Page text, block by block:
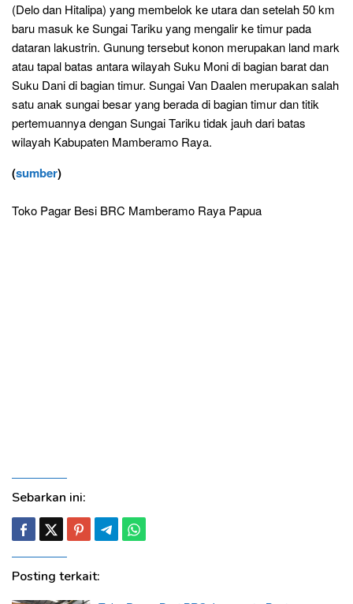
(Delo dan Hitalipa) yang membelok ke utara dan setelah 50 km
baru masuk ke Sungai Tariku yang mengalir ke timur pada
dataran lakustrin. Gunung tersebut konon merupakan land mark
atau tapal batas antara wilayah Suku Moni di bagian barat dan
Suku Dani di bagian timur. Sungai Van Daalen merupakan salah
satu anak sungai besar yang berada di bagian timur dan titik
pertemuannya dengan Sungai Tariku tidak jauh dari batas
wilayah Kabupaten Mamberamo Raya.
(sumber)
Toko Pagar Besi BRC Mamberamo Raya Papua
Sebarkan ini:
Posting terkait: